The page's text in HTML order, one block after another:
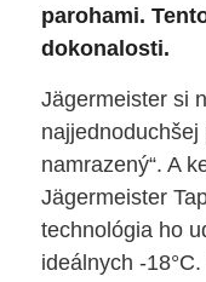
parohami.
dokonalosti.
Jägermeister si
najjednoduchšej
namrazený“. A
Jägermeister
technológia ho
ideálnych -